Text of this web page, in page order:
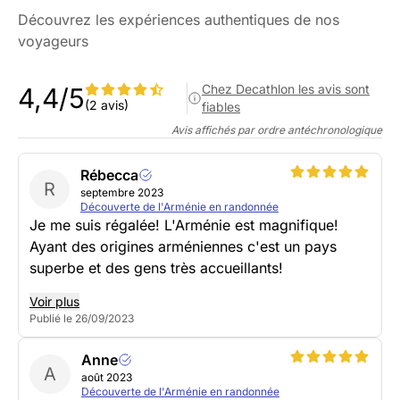
Découvrez les expériences authentiques de nos
voyageurs
4,4/5(2 avis)
Chez Decathlon les avis sont
fiables
Avis affichés par ordre antéchronologique
R
Rébecca
septembre 2023
Découverte de l'Arménie en randonnée
Je me suis régalée! L'Arménie est magnifique!
Ayant des origines arméniennes c'est un pays
superbe et des gens très accueillants!
Voir plus
Publié le 26/09/2023
A
Anne
août 2023
Découverte de l'Arménie en randonnée